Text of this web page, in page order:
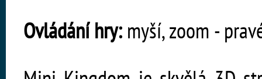
Ovládání hry: myší, zoom -